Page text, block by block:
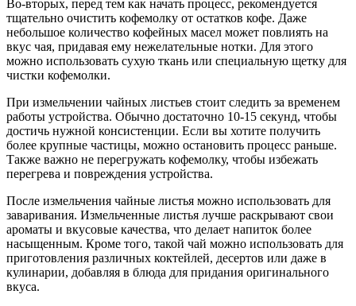
Во-вторых, перед тем как начать процесс, рекомендуется
тщательно очистить кофемолку от остатков кофе. Даже
небольшое количество кофейных масел может повлиять на
вкус чая, придавая ему нежелательные нотки. Для этого
можно использовать сухую ткань или специальную щетку для
чистки кофемолки.
При измельчении чайных листьев стоит следить за временем
работы устройства. Обычно достаточно 10-15 секунд, чтобы
достичь нужной консистенции. Если вы хотите получить
более крупные частицы, можно остановить процесс раньше.
Также важно не перегружать кофемолку, чтобы избежать
перегрева и повреждения устройства.
После измельчения чайные листья можно использовать для
заваривания. Измельченные листья лучше раскрывают свои
ароматы и вкусовые качества, что делает напиток более
насыщенным. Кроме того, такой чай можно использовать для
приготовления различных коктейлей, десертов или даже в
кулинарии, добавляя в блюда для придания оригинального
вкуса.